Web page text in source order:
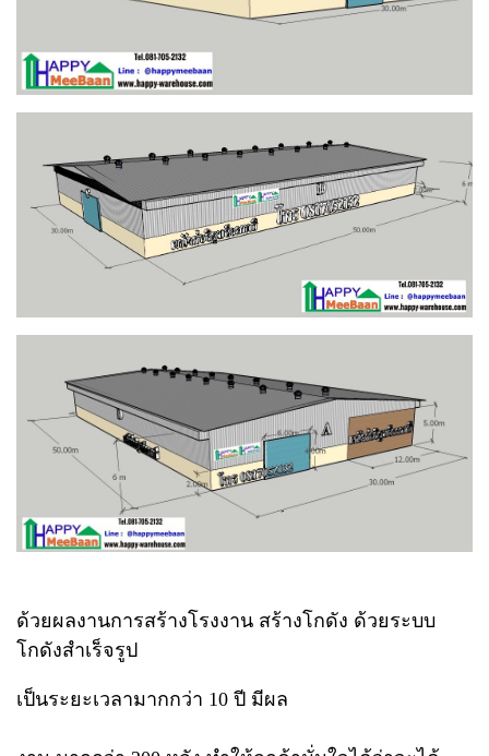
ด้วยผลงานการสร้างโรงงาน สร้างโกดัง ด้วยระบบ
โกดังสำเร็จรูป
เป็นระยะเวลามากกว่า 10 ปี มีผล